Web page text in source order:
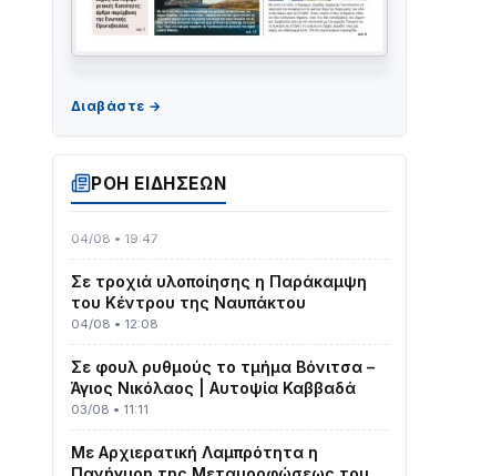
ΡΟΗ ΕΙΔΗΣΕΩΝ
ΤΟ ΠΑΡΤΥ ΣΥΝΕΧΙΖΕΤΑΙ…
Στο σκοτάδι μεγάλο μέρος στο Λυγιά
Ναυπάκτου
Σε τροχιά υλοποίησης η Παράκαμψη
του Κέντρου της Ναυπάκτου
04/08 • 12:08
Σε φουλ ρυθμούς το τμήμα Βόνιτσα –
Άγιος Νικόλαος | Αυτοψία Καββαδά
03/08 • 11:11
Με Αρχιερατική Λαμπρότητα η
Πανήγυρη της Μεταμορφώσεως του